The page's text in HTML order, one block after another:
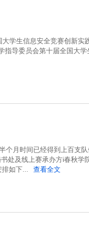
生信息安全竞赛创新实
导委员会第十届全国大学
月时间已经得到上百支队
处及线上赛承办方i春秋学
如下...
查看全文